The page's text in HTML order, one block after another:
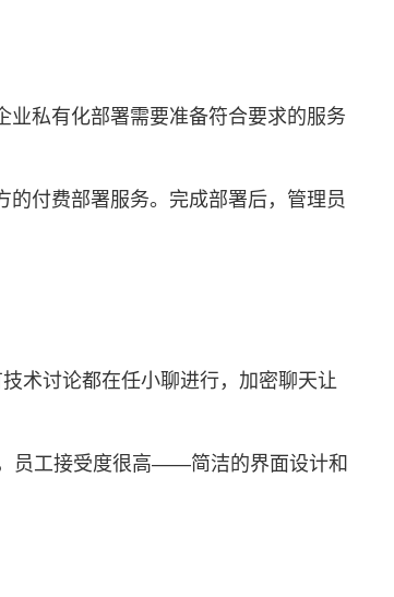
私有化部署需要准备符合要求的服务
付费部署服务。完成部署后，管理员
术讨论都在任小聊进行，加密聊天让
员工接受度很高——简洁的界面设计和